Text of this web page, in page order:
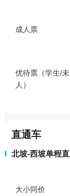
成人票
优待票（学生/
人）
直通车
北坡-西坡单程
大小同价